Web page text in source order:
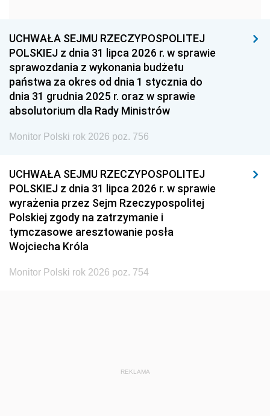
1939 1938 1937
1936 1930
UCHWAŁA SEJMU RZECZYPOSPOLITEJ
POLSKIEJ z dnia 31 lipca 2026 r. w sprawie
sprawozdania z wykonania budżetu
państwa za okres od dnia 1 stycznia do
dnia 31 grudnia 2025 r. oraz w sprawie
absolutorium dla Rady Ministrów
Monitor Polski rok 2026 poz. 756
UCHWAŁA SEJMU RZECZYPOSPOLITEJ
POLSKIEJ z dnia 31 lipca 2026 r. w sprawie
wyrażenia przez Sejm Rzeczypospolitej
Polskiej zgody na zatrzymanie i
tymczasowe aresztowanie posła
Wojciecha Króla
Monitor Polski rok 2026 poz. 754
REKLAMA